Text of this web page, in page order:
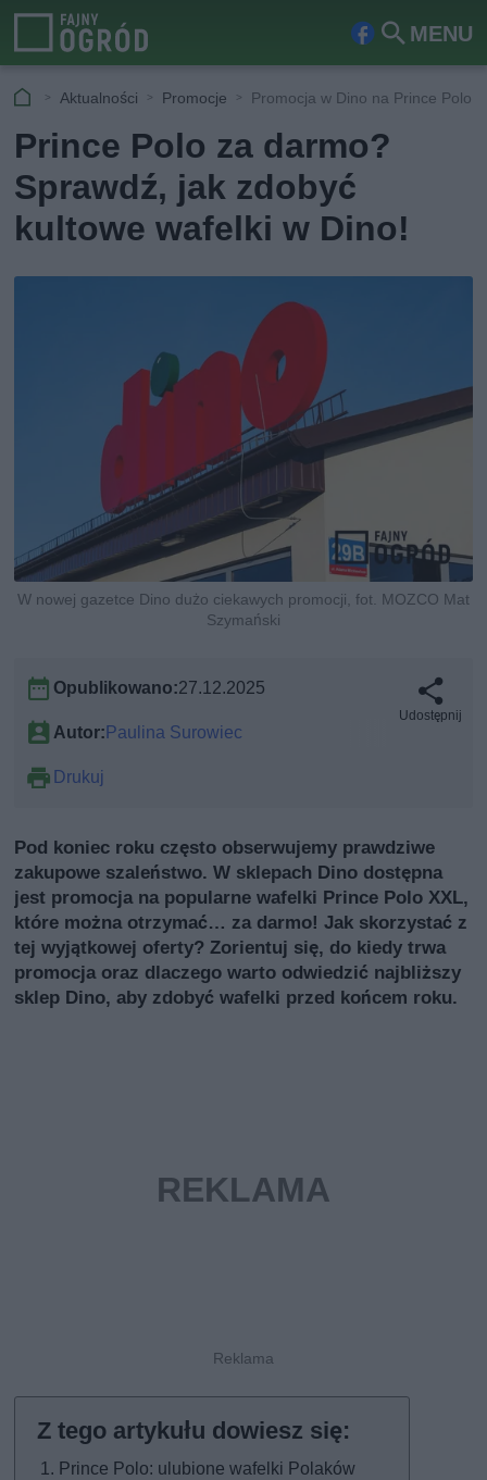
MENU
Fa
ook
Szu
kaj
Aktualności Promocje Promocja w Dino na Prince Polo
Prince Polo za darmo?
Sprawdź, jak zdobyć
kultowe wafelki w Dino!
W nowej gazetce Dino dużo ciekawych promocji, fot. MOZCO Mat
Szymański
Opublikowano:27.12.2025
Autor:Paulina Surowiec
Drukuj
Udostępnij
Pod koniec roku często obserwujemy prawdziwe
zakupowe szaleństwo. W sklepach Dino dostępna
jest promocja na popularne wafelki Prince Polo XXL,
które można otrzymać… za darmo! Jak skorzystać z
tej wyjątkowej oferty? Zorientuj się, do kiedy trwa
promocja oraz dlaczego warto odwiedzić najbliższy
sklep Dino, aby zdobyć wafelki przed końcem roku.
Prince Polo: ulubione wafelki Polaków